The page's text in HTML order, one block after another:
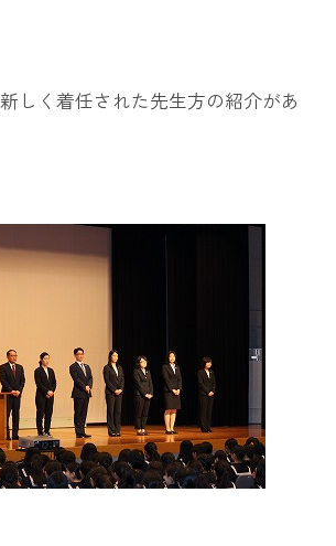
しく着任された先生方の紹介があ